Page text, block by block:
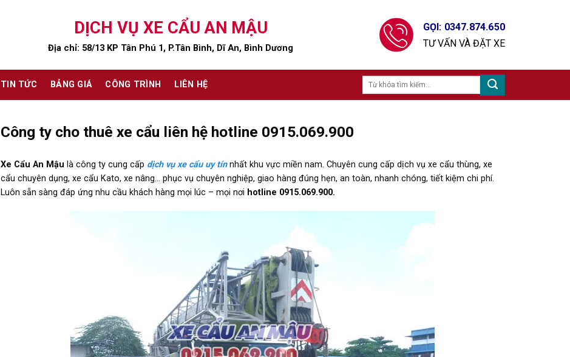
DỊCH VỤ XE CẨU AN MẬU
Địa chỉ: 58/13 KP Tân Phú 1, P.Tân Bình, Dĩ An, Bình Dương
GỌI: 0347.874.650
TƯ VẤN VÀ ĐẶT XE
TIN TỨC BẢNG GIÁ CÔNG TRÌNH LIÊN HỆ
Công ty cho thuê xe cẩu liên hệ hotline 0915.069.900
Xe Cẩu An Mậu là công ty cung cấp dịch vụ xe cẩu uy tínnhất khu vực miền nam. Chuyên cung cấp dịch vụ xe cẩu thùng, xe
cẩu chuyên dụng, xe cẩu Kato, xe nâng… phục vụ chuyên nghiệp, giao hàng đúng hẹn, an toàn, nhanh chóng, tiết kiệm chi phí.
Luôn sẵn sàng đáp ứng nhu cầu khách hàng mọi lúc – mọi nơi hotline 0915.069.900.